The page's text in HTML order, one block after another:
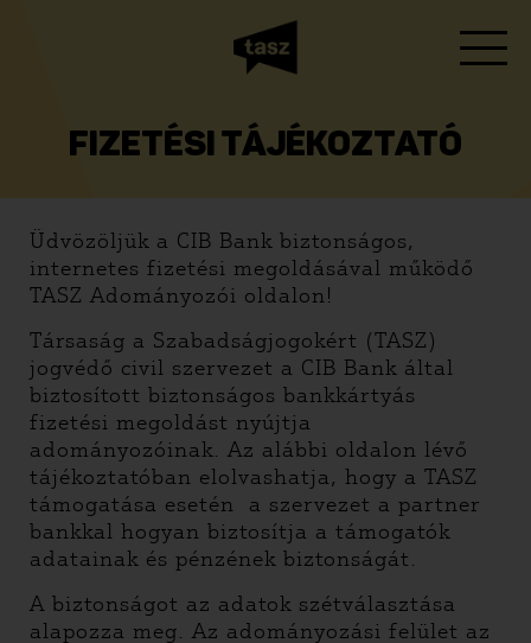
FIZETÉSI TÁJÉKOZTATÓ
Üdvözöljük a CIB Bank biztonságos,
internetes fizetési megoldásával működő
TASZ Adományozói oldalon!
Társaság a Szabadságjogokért (TASZ)
jogvédő civil szervezet a CIB Bank által
biztosított biztonságos bankkártyás
fizetési megoldást nyújtja
adományozóinak. Az alábbi oldalon lévő
tájékoztatóban elolvashatja, hogy a TASZ
támogatása esetén a szervezet a partner
bankkal hogyan biztosítja a támogatók
adatainak és pénzének biztonságát.
A biztonságot az adatok szétválasztása
alapozza meg. Az adományozási felület az